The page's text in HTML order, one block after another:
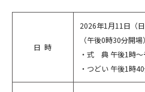
日時
2026年1月11日（
（午後0時30分開場）
・式 典 午後1時～
・つどい 午後1時